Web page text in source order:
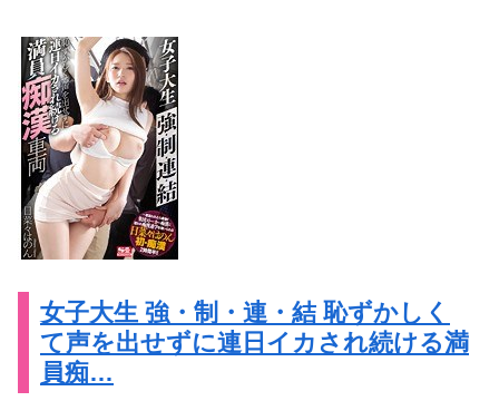
女子大生 強・制・連・結 恥ずかしく
て声を出せずに連日イカされ続ける満
員痴…